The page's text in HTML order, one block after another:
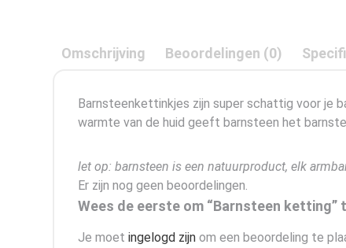
Omschrijving Beoordelingen (0)
Barnsteenkettinkjes zijn super schattig voor je
warmte van de huid geeft barnsteen het
let op: barnsteen is een natuurproduct, elk
Er zijn nog geen beoordelingen.
Wees de eerste om “Barnsteen ketting”
Je moet ingelogd zijn om een beoordeling te